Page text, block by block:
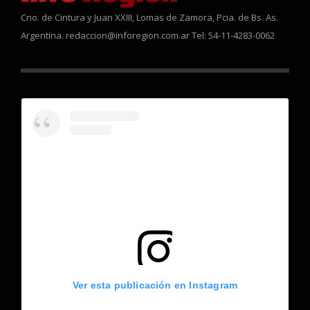
Cno. de Cintura y Juan XXIII, Lomas de Zamora, Pcia. de Bs. As.
Argentina. redaccion@inforegion.com.ar Tel: 54-11-4283-0062
Ver esta publicación en Instagram